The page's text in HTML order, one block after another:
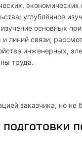
экономических
углублённое
основных
линий связи;
инженерных,
труда.
заказчика, но не